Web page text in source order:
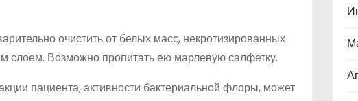
очистить от белых масс, некротизированных
слоем. Возможно пропитать ею марлевую салфетку.
пациента, активности бактериальной флоры, может